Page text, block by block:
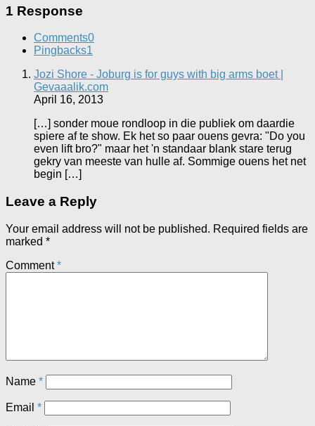
1 Response
Comments0
Pingbacks1
Jozi Shore - Joburg is for guys with big arms boet |
Gevaaalik.com
April 16, 2013
[…] sonder moue rondloop in die publiek om daardie
spiere af te show. Ek het so paar ouens gevra: "Do you
even lift bro?" maar het 'n standaar blank stare terug
gekry van meeste van hulle af. Sommige ouens het net
begin […]
Leave a Reply
Your email address will not be published. Required fields are
marked *
Comment*
Name *
Email *